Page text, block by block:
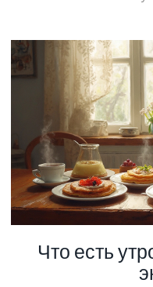
лучшего результата
Всё объясняется
Что есть